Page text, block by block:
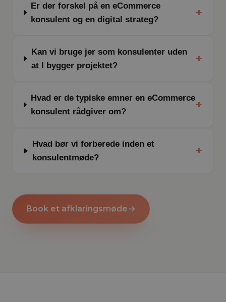
Er der forskel på en eCommerce
konsulent og en digital strateg?
+
Kan vi bruge jer som konsulenter uden
at I bygger projektet?
+
Hvad er de typiske emner en eCommerce
konsulent rådgiver om?
+
Hvad bør vi forberede inden et
konsulentmøde?
+
Book et afklaringsmøde